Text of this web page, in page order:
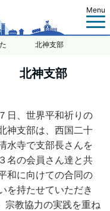
Menu
した 北神支部
北神支部
日、世界平和祈りの
神支部は、西国二十
水寺で支部長さんを
名の会員さん達と共
和に向けての合同の
を持たせていただき
宗教協力の実践を重ね